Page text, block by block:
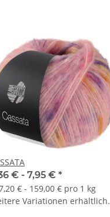
€ - 7,95 € *
€ - 159,00 € pro 1 kg
Variationen erhältlich.